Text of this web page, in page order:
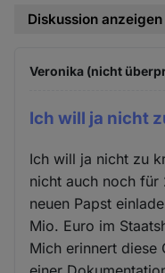
Diskussion anzeigen
Veronika (nicht
Ich will ja nicht
Ich will ja nicht zu
nicht auch noch für
neuen Papst
Mio. Euro im
Mich erinnert diese